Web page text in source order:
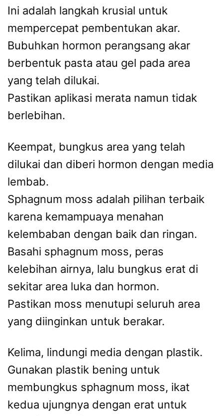
Ini adalah langkah krusial untuk
mempercepat pembentukan akar.
Bubuhkan hormon perangsang akar
berbentuk pasta atau gel pada area
yang telah dilukai.
Pastikan aplikasi merata namun tidak
berlebihan.
Keempat, bungkus area yang telah
dilukai dan diberi hormon dengan media
lembab.
Sphagnum moss adalah pilihan terbaik
karena kemampuaya menahan
kelembaban dengan baik dan ringan.
Basahi sphagnum moss, peras
kelebihan airnya, lalu bungkus erat di
sekitar area luka dan hormon.
Pastikan moss menutupi seluruh area
yang diinginkan untuk berakar.
Kelima, lindungi media dengan plastik.
Gunakan plastik bening untuk
membungkus sphagnum moss, ikat
kedua ujungnya dengan erat untuk